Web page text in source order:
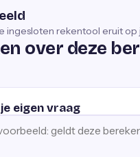
ingesloten rekentool eruit op
over deze
eigen vraag